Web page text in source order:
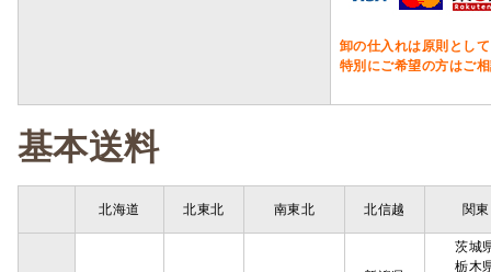
卸の仕入れは原則とし
特別にご希望の方はご
基本送料
北海道 北東北 南東北 北信越 関東
茨城
栃木